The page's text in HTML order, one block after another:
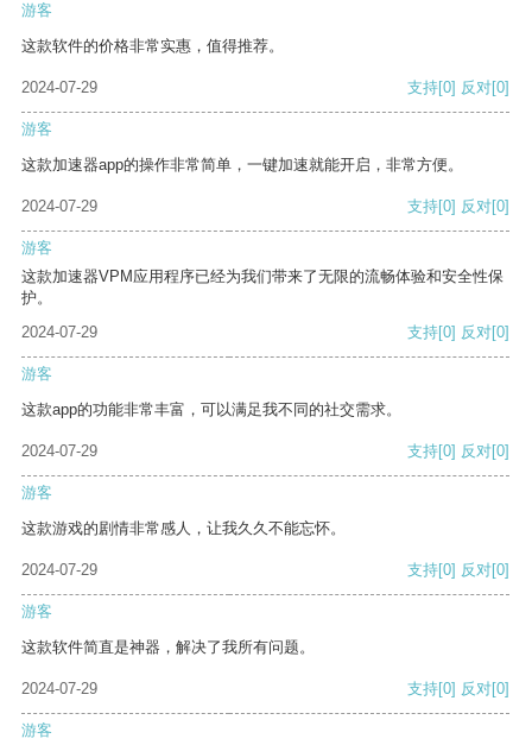
游客
这款软件的价格非常实惠，值得推荐。
2024-07-29 支持[0] 反对[0]
游客
这款加速器app的操作非常简单，一键加速就能开启，非常方便。
2024-07-29 支持[0] 反对[0]
游客
这款加速器VPM应用程序已经为我们带来了无限的流畅体验和安全性保
护。
2024-07-29
支持[0] 反对[0]
游客
这款app的功能非常丰富，可以满足我不同的社交需求。
2024-07-29 支持[0] 反对[0]
游客
这款游戏的剧情非常感人，让我久久不能忘怀。
2024-07-29 支持[0] 反对[0]
游客
这款软件简直是神器，解决了我所有问题。
2024-07-29 支持[0] 反对[0]
游客